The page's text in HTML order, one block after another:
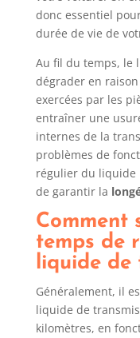
donc essentiel
durée de vie de
Au fil du temps, le
dégrader en
exercées par les
entraîner une
internes de la
problèmes de
régulier du liquide
de garantir la
Comment
temps de
liquide de
Généralement, il
liquide de
kilomètres, en